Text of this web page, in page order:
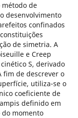
de
desenvolvimento
confinados
de simetria. A
e Creep
S, derivado
fim de descrever o
utiliza-se o
coeficiente de
definido em
do momento